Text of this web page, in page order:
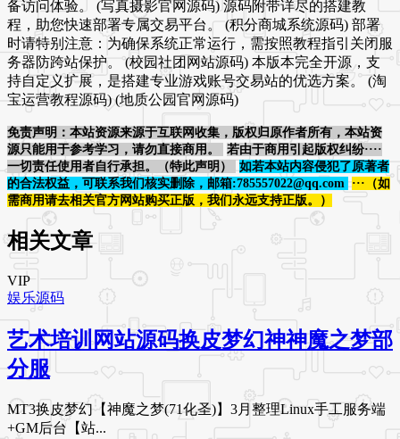
备访问体验。 (写真摄影官网源码) 源码附带详尽的搭建教
程，助您快速部署专属交易平台。 (积分商城系统源码) 部署
时请特别注意：为确保系统正常运行，需按照教程指引关闭服
务器防跨站保护。 (校园社团网站源码) 本版本完全开源，支
持自定义扩展，是搭建专业游戏账号交易站的优选方案。 (淘
宝运营教程源码) (地质公园官网源码)
免责声明：本站资源来源于互联网收集，版权归原作者所有，本站资
源只能用于参考学习，请勿直接商用。
若由于商用引起版权纠纷····
一切责任使用者自行承担。（特此声明）
如若本站内容侵犯了原著者
的合法权益，可联系我们核实删除，邮箱:785557022@qq.com
···（如
需商用请去相关官方网站购买正版，我们永远支持正版。）
相关文章
VIP
娱乐源码
艺术培训网站源码换皮梦幻神神魔之梦部
分服
MT3换皮梦幻【神魔之梦(71化圣)】3月整理Linux手工服务端
+GM后台【站...